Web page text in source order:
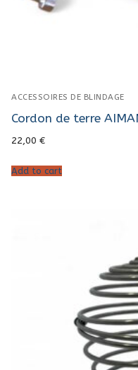
ACCESSOIRES DE BLINDAGE
Cordon de terre
22,00 €
Add to cart